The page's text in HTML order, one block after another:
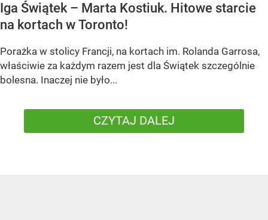
Iga Świątek – Marta Kostiuk. Hitowe starcie
na kortach w Toronto!
Porażka w stolicy Francji, na kortach im. Rolanda Garrosa,
właściwie za każdym razem jest dla Świątek szczególnie
bolesna. Inaczej nie było...
CZYTAJ DALEJ